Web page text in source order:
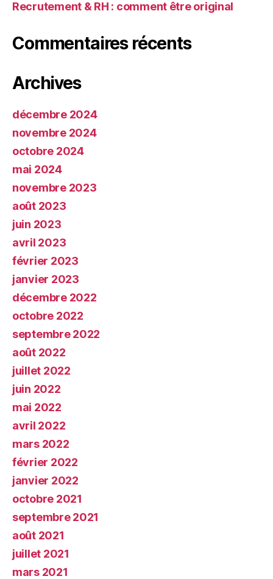
Recrutement & RH : comment être original
Commentaires récents
Archives
décembre 2024
novembre 2024
octobre 2024
mai 2024
novembre 2023
août 2023
juin 2023
avril 2023
février 2023
janvier 2023
décembre 2022
octobre 2022
septembre 2022
août 2022
juillet 2022
juin 2022
mai 2022
avril 2022
mars 2022
février 2022
janvier 2022
octobre 2021
septembre 2021
août 2021
juillet 2021
mars 2021